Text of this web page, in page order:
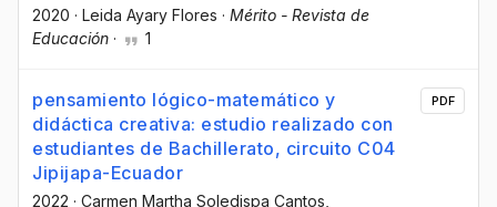
2020 · Leida Ayary Flores · Mérito - Revista de
Educación · 1
pensamiento lógico-matemático y
didáctica creativa: estudio realizado con
estudiantes de Bachillerato, circuito C04
Jipijapa-Ecuador
2022 · Carmen Martha Soledispa Cantos
PDF